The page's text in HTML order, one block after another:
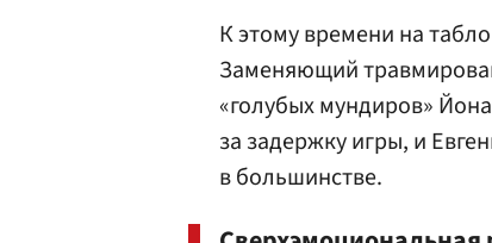
К этому времени на
Заменяющий
«голубых мундиров»
за задержку игры, и
в большинстве.